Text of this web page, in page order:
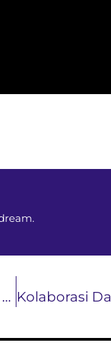
Endah N Rhesa Tampil di NAMM Show 2025 Anaheim, California (USA)